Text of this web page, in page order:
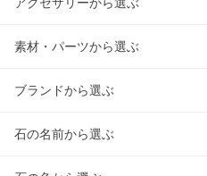
アクセサリーから選ぶ
素材・パーツから選ぶ
ブランドから選ぶ
石の名前から選ぶ